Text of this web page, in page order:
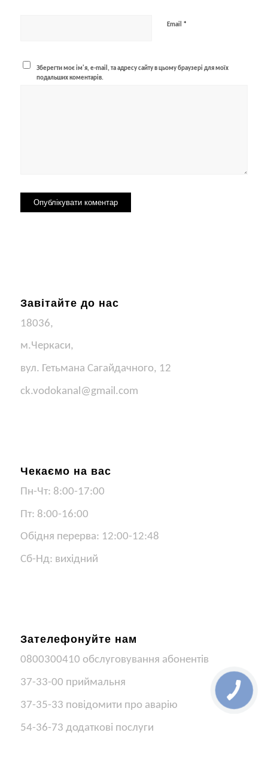
Email *
Зберегти моє ім'я, e-mail, та адресу сайту в цьому браузері для моїх
подальших коментарів.
Завітайте до нас
18036,
м.Черкаси,
вул. Гетьмана Сагайдачного, 12
ck.vodokanal@gmail.com
Чекаємо на вас
Пн-Чт: 8:00-17:00
Пт: 8:00-16:00
Обідня перерва: 12:00-12:48
Сб-Нд: вихідний
Зателефонуйте нам
0800300410 обслуговування абонентів
37-33-00 приймальня
37-35-33 повідомити про аварію
54-36-73 додаткові послуги